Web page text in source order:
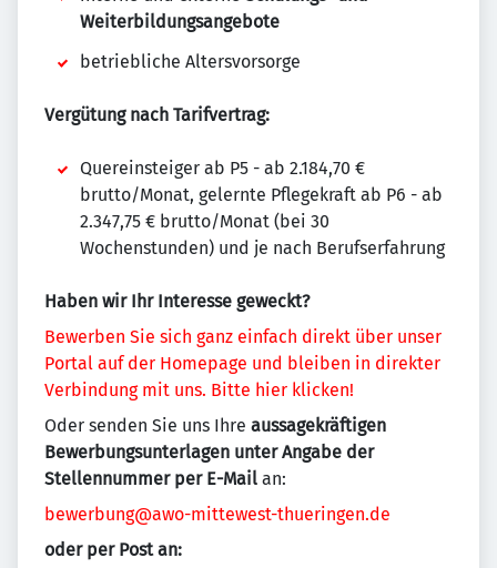
Weiterbildungsangebote
betriebliche Altersvorsorge
Vergütung nach Tarifvertrag:
Quereinsteiger ab P5 - ab 2.184,70 €
brutto/Monat, gelernte Pflegekraft ab P6 - ab
2.347,75 € brutto/Monat (bei 30
Wochenstunden) und je nach Berufserfahrung
Haben wir Ihr Interesse geweckt?
Bewerben Sie sich ganz einfach direkt über unser
Portal auf der Homepage und bleiben in direkter
Verbindung mit uns. Bitte hier klicken!
Oder senden Sie uns Ihre aussagekräftigen
Bewerbungsunterlagen unter Angabe der
Stellennummer per E-Mail an:
bewerbung@awo-mittewest-thueringen.de
oder per Post an: